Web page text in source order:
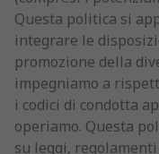
Questa politica si
integrare le
promozione della
impegniamo a
i codici di condotta
operiamo. Questa
su leggi,